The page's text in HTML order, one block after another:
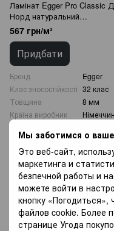
Мы заботимся о
Это веб-сайт,
маркетинга и
безпечной работы и
можете войти в
кнопку
файлов cookie. Более
странице Угода
Ламінат Egger Pro Classic
Норд натуральний
EPL208.367891
567 грн/м²
Придбати
Бренд
Egger
Клас зносостійкості 32 клас
Товщина
8 мм
Країна виробник